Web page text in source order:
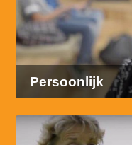
Persoonlijk